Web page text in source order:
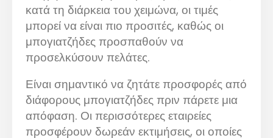
κατά τη διάρκεια του χειμώνα, οι τιμές
μπορεί να είναι πιο προσιτές, καθώς οι
μπογιατζήδες προσπαθούν να
προσελκύσουν πελάτες.
Είναι σημαντικό να ζητάτε προσφορές από
διάφορους μπογιατζήδες πριν πάρετε μια
απόφαση. Οι περισσότερες εταιρείες
προσφέρουν δωρεάν εκτιμήσεις, οι οποίες